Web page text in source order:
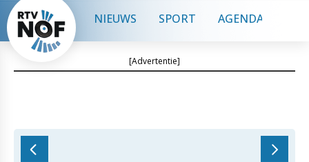
NIEUWS SPORT AGENDA
[Advertentie]